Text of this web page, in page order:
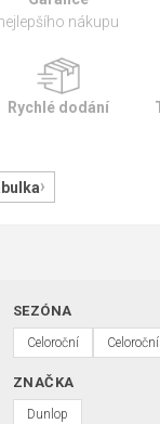
nákupu
Rychlé dodání
SEZÓNA
Celoroční Celoroční
ZNAČKA
Dunlop